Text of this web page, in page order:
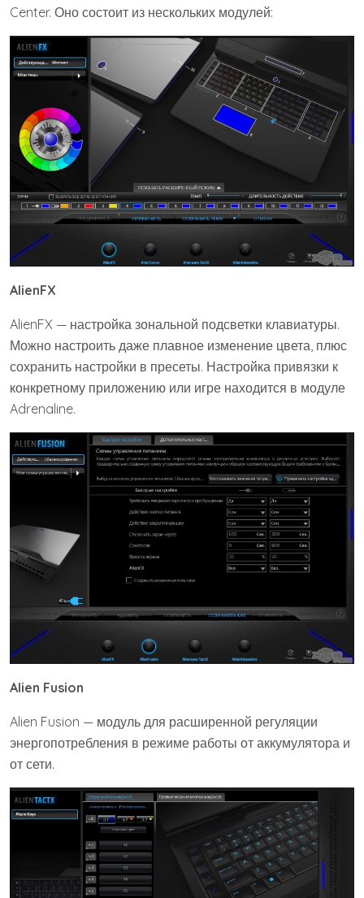
Center. Оно состоит из нескольких модулей:
AlienFX
AlienFX — настройка зональной подсветки клавиатуры.
Можно настроить даже плавное изменение цвета, плюс
сохранить настройки в пресеты. Настройка привязки к
конкретному приложению или игре находится в модуле
Adrenaline.
Alien Fusion
Alien Fusion — модуль для расширенной регуляции
энергопотребления в режиме работы от аккумулятора и
от сети.